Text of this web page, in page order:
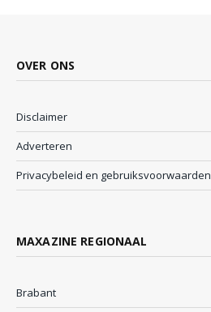
OVER ONS
Disclaimer
Adverteren
Privacybeleid en gebruiksvoorwaarden
MAXAZINE REGIONAAL
Brabant